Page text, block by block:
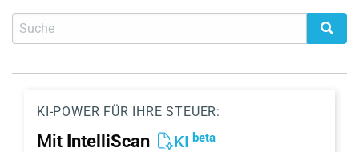
KI-POWER FÜR IHRE STEUER:
Mit IntelliScan KI beta